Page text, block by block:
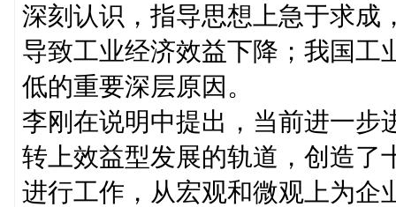
深刻认识，指导思想上急于求成
导致工业经济效益下降；我国工
低的重要深层原因。
李刚在说明中提出，当前进一步
转上效益型发展的轨道，创造了
进行工作，从宏观和微观上为企